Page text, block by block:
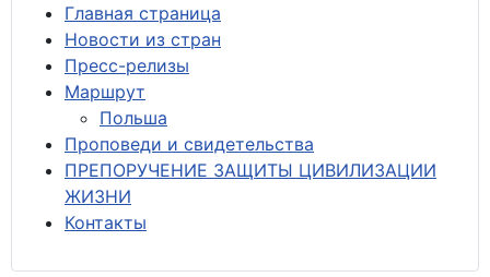
Главная страница
Новости из стран
Пресс-релизы
Маршрут
Польша
Проповеди и свидетельства
ПРЕПОРУЧЕНИЕ ЗАЩИТЫ ЦИВИЛИЗАЦИИ
ЖИЗНИ
Контакты